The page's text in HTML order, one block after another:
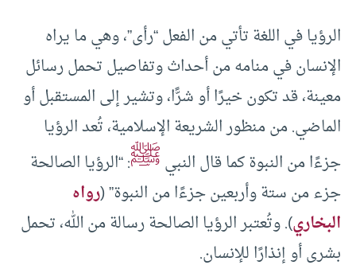
الرؤيا في اللغة تأتي من الفعل “رأى”، وهي ما يراه
الإنسان في منامه من أحداث وتفاصيل تحمل رسائل
معينة، قد تكون خيرًا أو شرًّا، وتشير إلى المستقبل أو
الماضي. من منظور الشريعة الإسلامية، تُعد الرؤيا
جزءًا من النبوة كما قال النبيﷺ: “الرؤيا الصالحة
جزء من ستة وأربعين جزءًا من النبوة” (رواه
البخاري). وتُعتبر الرؤيا الصالحة رسالة من الله، تحمل
بشرى أو إنذارًا للإنسان.